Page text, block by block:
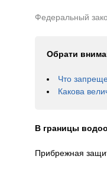
Федеральный
Обрати
Что
Какова
В границы
Прибрежная